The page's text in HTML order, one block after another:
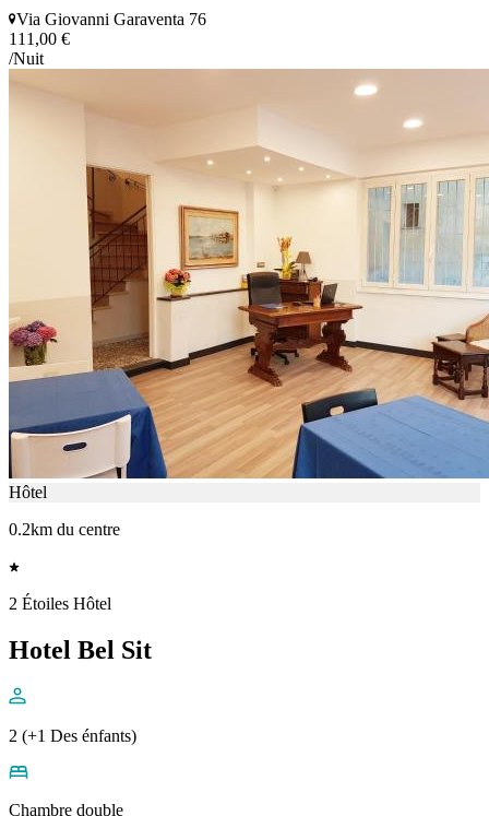
Via Giovanni Garaventa 76
111,00 €
/Nuit
Hôtel
0.2km du centre
2 Étoiles Hôtel
Hotel Bel Sit
2 (+1 Des énfants)
Chambre double